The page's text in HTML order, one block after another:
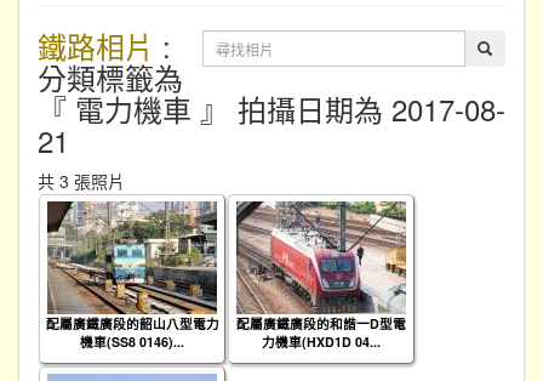
鐵路相片 :
分類標籤為
『 電力機車 』 拍攝日期為 2017-08-
21
共 3 張照片
配屬廣鐵廣段的韶山八型電力
機車(SS8 0146)...
配屬廣鐵廣段的和諧一D型電
力機車(HXD1D 04...